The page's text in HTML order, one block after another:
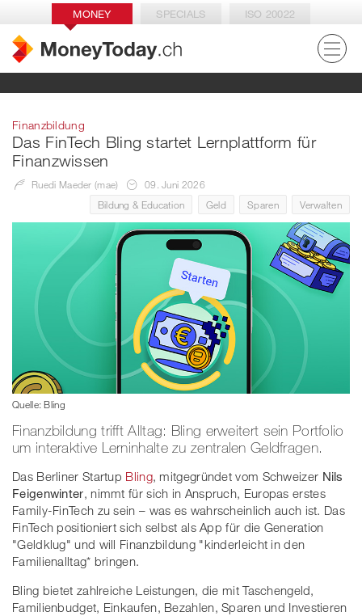
MONEY SPECIALS ISO 20022
Finanzbildung
Das FinTech Bling startet Lernplattform für
Finanzwissen
Ruedi Maeder (mae)
09. Juni 2026
Bildung & Education
Geld Sparen Verwalten
Quelle: Bling
Finanzbildung trifft Alltag: Bling erweitert sein Portfolio
um interaktive Lerninhalte zu zentralen Geldfragen.
Das Berliner Startup Bling, mitgegründet vom Schweizer Nils
Feigenwinter, nimmt für sich in Anspruch, Europas erstes
Family-FinTech zu sein – was es wahrscheinlich auch ist. Das
FinTech positioniert sich selbst als App für die Generation
"Geldklug" und will Finanzbildung "kinderleicht in den
Familienalltag* bringen.
Bling bietet zahlreiche Leistungen, die mit Taschengeld,
Familienbudget, Einkaufen, Bezahlen, Sparen und Investieren